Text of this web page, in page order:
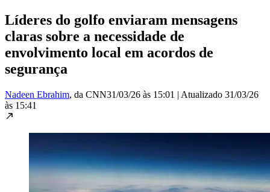
Líderes do golfo enviaram mensagens
claras sobre a necessidade de
envolvimento local em acordos de
segurança
Nadeen Ebrahim, da CNN31/03/26 às 15:01 | Atualizado 31/03/26
às 15:41